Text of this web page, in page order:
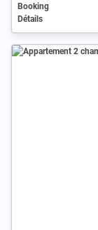
Booking
Détails